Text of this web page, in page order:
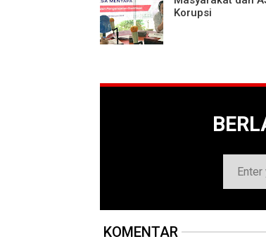
Korupsi
KOMENTAR